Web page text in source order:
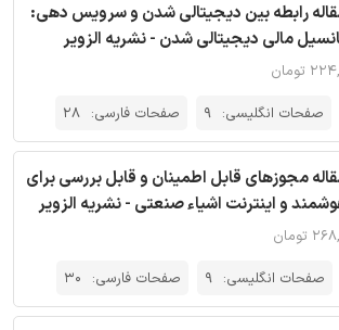
رابطه بین دیجیتالی شدن و سرویس دهی:
مالی دیجیتالی شدن - نشریه الزویر
صفحات انگلیسی: 9 صفحات فارسی: 28
مجوزهای قابل اطمینان و قابل بررسی برای
و اینترنت اشیاء صنعتی - نشریه الزویر
صفحات انگلیسی: 9 صفحات فارسی: 30